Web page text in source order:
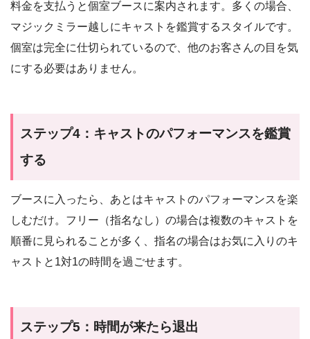
料金を支払うと個室ブースに案内されます。多くの場合、
マジックミラー越しにキャストを鑑賞するスタイルです。
個室は完全に仕切られているので、他のお客さんの目を気
にする必要はありません。
ステップ4：キャストのパフォーマンスを鑑賞
する
ブースに入ったら、あとはキャストのパフォーマンスを楽
しむだけ。フリー（指名なし）の場合は複数のキャストを
順番に見られることが多く、指名の場合はお気に入りのキ
ャストと1対1の時間を過ごせます。
ステップ5：時間が来たら退出